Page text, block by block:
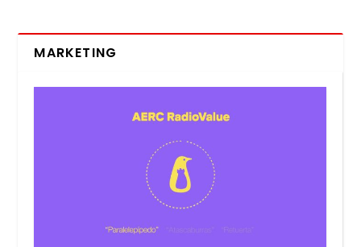
MARKETING